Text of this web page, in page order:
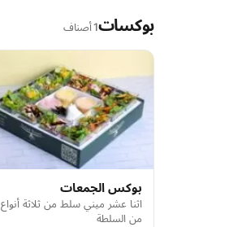
بوكسات1 أصناف
بوكس الجمعات
اثنا عشر ميني سلط من ثلاثة أنواع
من السلطة